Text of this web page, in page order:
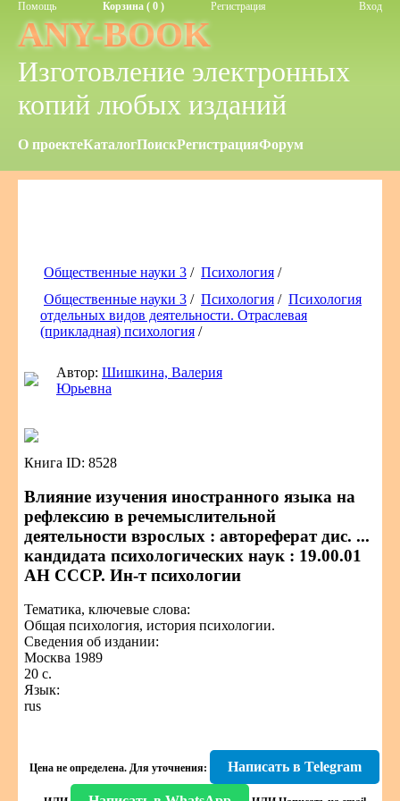
Помощь Корзина ( 0 ) Регистрация Вход
ANY-BOOK
Изготовление электронных
копий любых изданий
О проектеКаталогПоискРегистрацияФорум
Общественные науки 3 / Психология /
Общественные науки 3 / Психология / Психология
отдельных видов деятельности. Отраслевая
(прикладная) психология /
Автор: Шишкина, Валерия
Юрьевна
Книга ID: 8528
Влияние изучения иностранного языка на
рефлексию в речемыслительной
деятельности взрослых : автореферат дис. ...
кандидата психологических наук : 19.00.01
АН СССР. Ин-т психологии
Тематика, ключевые слова:
Общая психология, история психологии.
Сведения об издании:
Москва 1989
20 с.
Язык:
rus
Цена не определена. Для уточнения: Написать в Telegram